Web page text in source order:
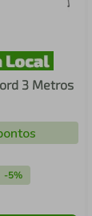
3 Metros
-5%